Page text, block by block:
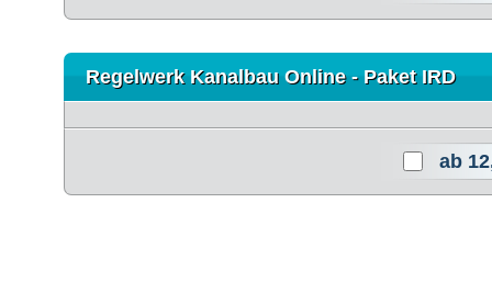
Regelwerk Kanalbau Online - Paket IRD
ab